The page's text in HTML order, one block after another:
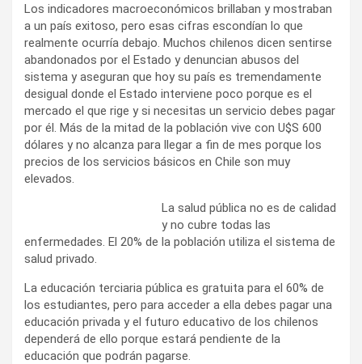
Los indicadores macroeconómicos brillaban y mostraban
a un país exitoso, pero esas cifras escondían lo que
realmente ocurría debajo. Muchos chilenos dicen sentirse
abandonados por el Estado y denuncian abusos del
sistema y aseguran que hoy su país es tremendamente
desigual donde el Estado interviene poco porque es el
mercado el que rige y si necesitas un servicio debes pagar
por él. Más de la mitad de la población vive con U$S 600
dólares y no alcanza para llegar a fin de mes porque los
precios de los servicios básicos en Chile son muy
elevados.
La salud pública no es de calidad
y no cubre todas las
enfermedades. El 20% de la población utiliza el sistema de
salud privado.
La educación terciaria pública es gratuita para el 60% de
los estudiantes, pero para acceder a ella debes pagar una
educación privada y el futuro educativo de los chilenos
dependerá de ello porque estará pendiente de la
educación que podrán pagarse.